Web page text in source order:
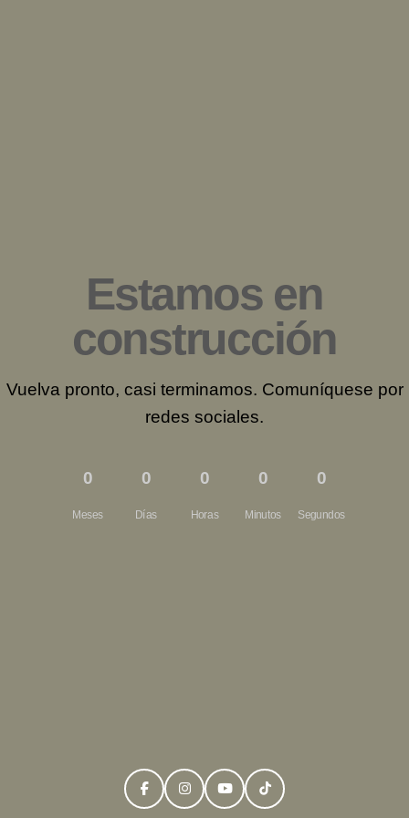
Estamos en
construcción
Vuelva pronto, casi terminamos. Comuníquese por
redes sociales.
0
Meses
0
Días
0
Horas
0
Minutos
0
Segundos